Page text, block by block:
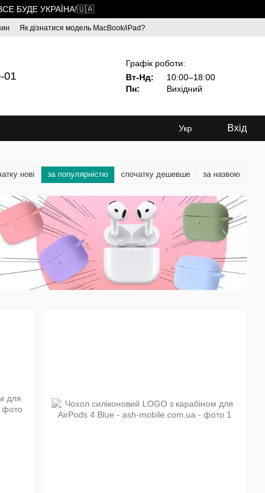
ВСЕ БУДЕ УКРАЇНА!🇺🇦
Як дізнатися модель MacBook/iPad?
01
Графік роботи:
Вт-Нд:
10:00–18:00
Пн:
Вихідний
Укр Вхід
нові за популярністю спочатку дешевше за назвою